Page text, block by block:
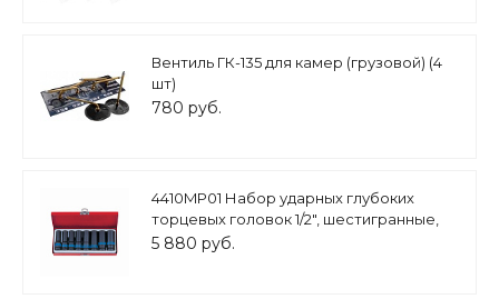
Вентиль ГК-135 для камер (грузовой) (4
шт)
780 руб.
4410MP01 Набор ударных глубоких
торцевых головок 1/2", шестигранные,
12-24 мм, 8 предметов KING TONY
5 880 руб.